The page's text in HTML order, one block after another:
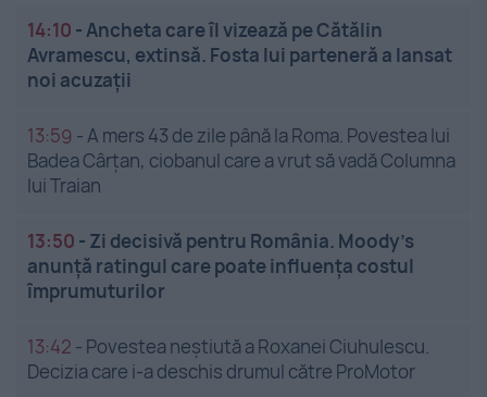
14:10 -Ancheta care îl vizează pe Cătălin
Avramescu, extinsă. Fosta lui parteneră a lansat
noi acuzații
13:59 -A mers 43 de zile până la Roma. Povestea lui
Badea Cârțan, ciobanul care a vrut să vadă Columna
lui Traian
13:50 - Zi decisivă pentru România. Moody’s
anunță ratingul care poate influența costul
împrumuturilor
13:42 - Povestea neștiută a Roxanei Ciuhulescu.
Decizia care i-a deschis drumul către ProMotor